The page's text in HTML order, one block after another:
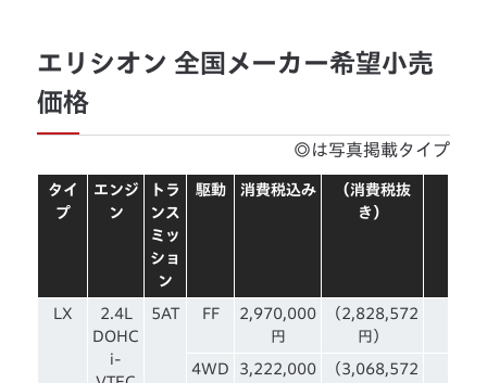
エリシオン 全国メーカー希望小売
価格
◎は写真掲載タイプ
タイ
プ
エンジ
ン
トラ
ンス
ミッ
ショ
ン
駆動 消費税込み
（消費税抜
き）
LX
2.4L
DOHC
i-
5AT FF
2,970,000
円
（2,828,572
円）
4WD 3,222,000 （3,068,572